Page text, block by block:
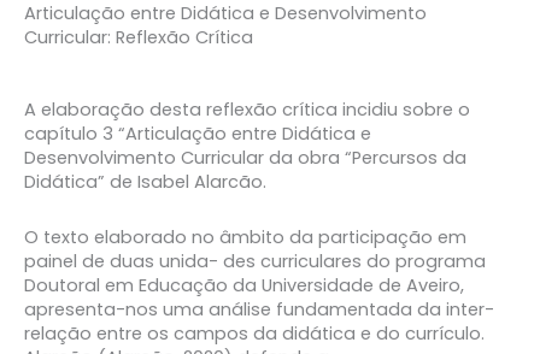
Articulação entre Didática e Desenvolvimento
Curricular: Reflexão Crítica
A elaboração desta reflexão crítica incidiu sobre o
capítulo 3 “Articulação entre Didática e
Desenvolvimento Curricular da obra “Percursos da
Didática” de Isabel Alarcão.
O texto elaborado no âmbito da participação em
painel de duas unida- des curriculares do programa
Doutoral em Educação da Universidade de Aveiro,
apresenta-nos uma análise fundamentada da inter-
relação entre os campos da didática e do currículo.